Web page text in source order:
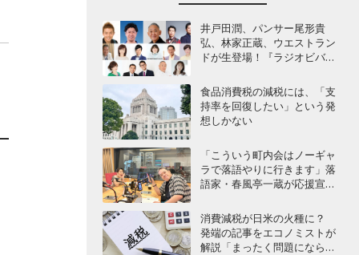
井戸田潤、パンサー尾形貴
弘、林家正蔵、ウエストラン
ドが生登場！『ラジオビバリ
食品消費税の減税には、「支
持率を回復したい」という発
想しかない
「こういう町内会はノーギャ
ラで落語やりに行きます」落
語家・春風亭一蔵が応援宣
消費減税が日米の火種に？
発端の記事をエコノミストが
解説「まったく問題にならな